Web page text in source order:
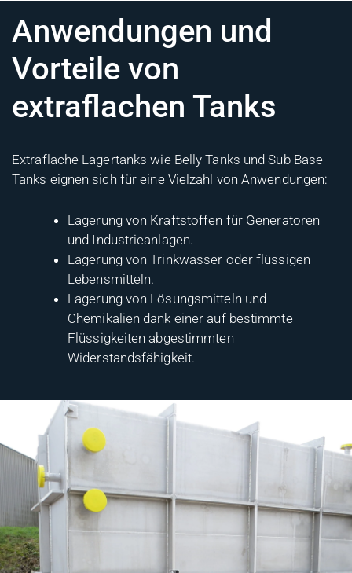
Anwendungen und
Vorteile von
extraflachen Tanks
Extraflache Lagertanks wie Belly Tanks und Sub Base
Tanks eignen sich für eine Vielzahl von Anwendungen:
Lagerung von Kraftstoffen für Generatoren
und Industrieanlagen.
Lagerung von Trinkwasser oder flüssigen
Lebensmitteln.
Lagerung von Lösungsmitteln und
Chemikalien dank einer auf bestimmte
Flüssigkeiten abgestimmten
Widerstandsfähigkeit.